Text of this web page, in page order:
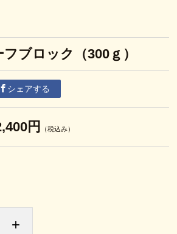
ブロック（300ｇ）
シェアする
円 （税込み）
+